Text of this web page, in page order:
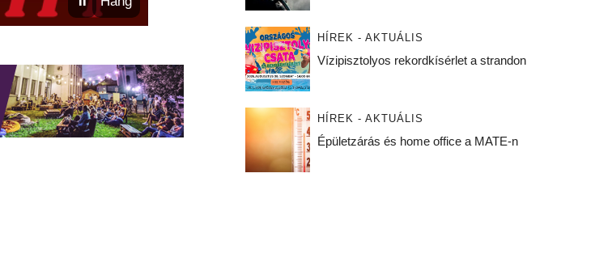
HÍREK - AKTUÁLIS
Vízipisztolyos rekordkísérlet a strandon
HÍREK - AKTUÁLIS
Épületzárás és home office a MATE-n